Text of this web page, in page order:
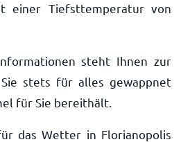
einer Tiefsttemperatur von
steht Ihnen zur
stets für alles gewappnet
für Sie bereithält.
das Wetter in Florianopolis